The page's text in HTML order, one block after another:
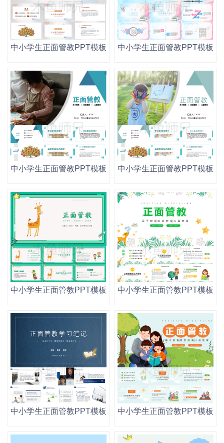
中小学生正面管教PPT模板读书阅读分享会幼儿园家庭教育
中小学生正面管教PPT模板
中小学生正面管教PPT模板读书阅读分享会幼儿园家庭教育
中小学生正面管教PPT模板
中小学生正面管教PPT模板读书阅读分享会幼儿园家庭教育
中小学生正面管教PPT模板
中小学生正面管教PPT模板读书阅读分享会幼儿园家庭教育
中小学生正面管教PPT模板